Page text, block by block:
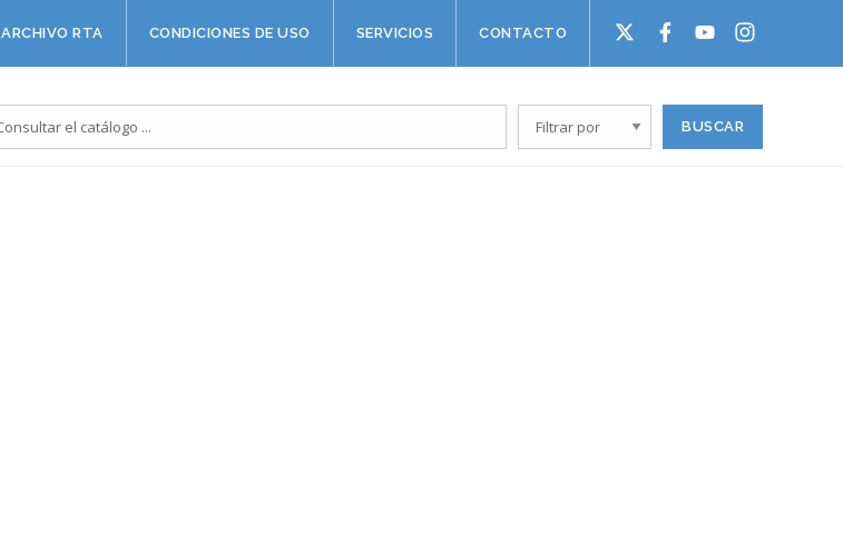
ARCHIVO RTA CONDICIONES DE USO SERVICIOS CONTACTO